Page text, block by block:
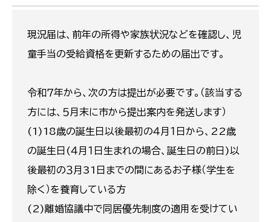
現況届は、前年の所得や家族状況などを確認し、児
童手当の受給資格を更新するための届出です。
令和７年から、次の方は提出が必要です。（該当する
方には、５月末に市から提出案内を発送します）
(1)18歳の誕生日以後最初の４月１日から、22歳
の誕生日(４月１日生まれの場合、誕生日の前日)以
後最初の３月31日までの間にあるお子様（学生を
除く）を養育している方
(2)離婚協議中で同居優先制度の適用を受けてい